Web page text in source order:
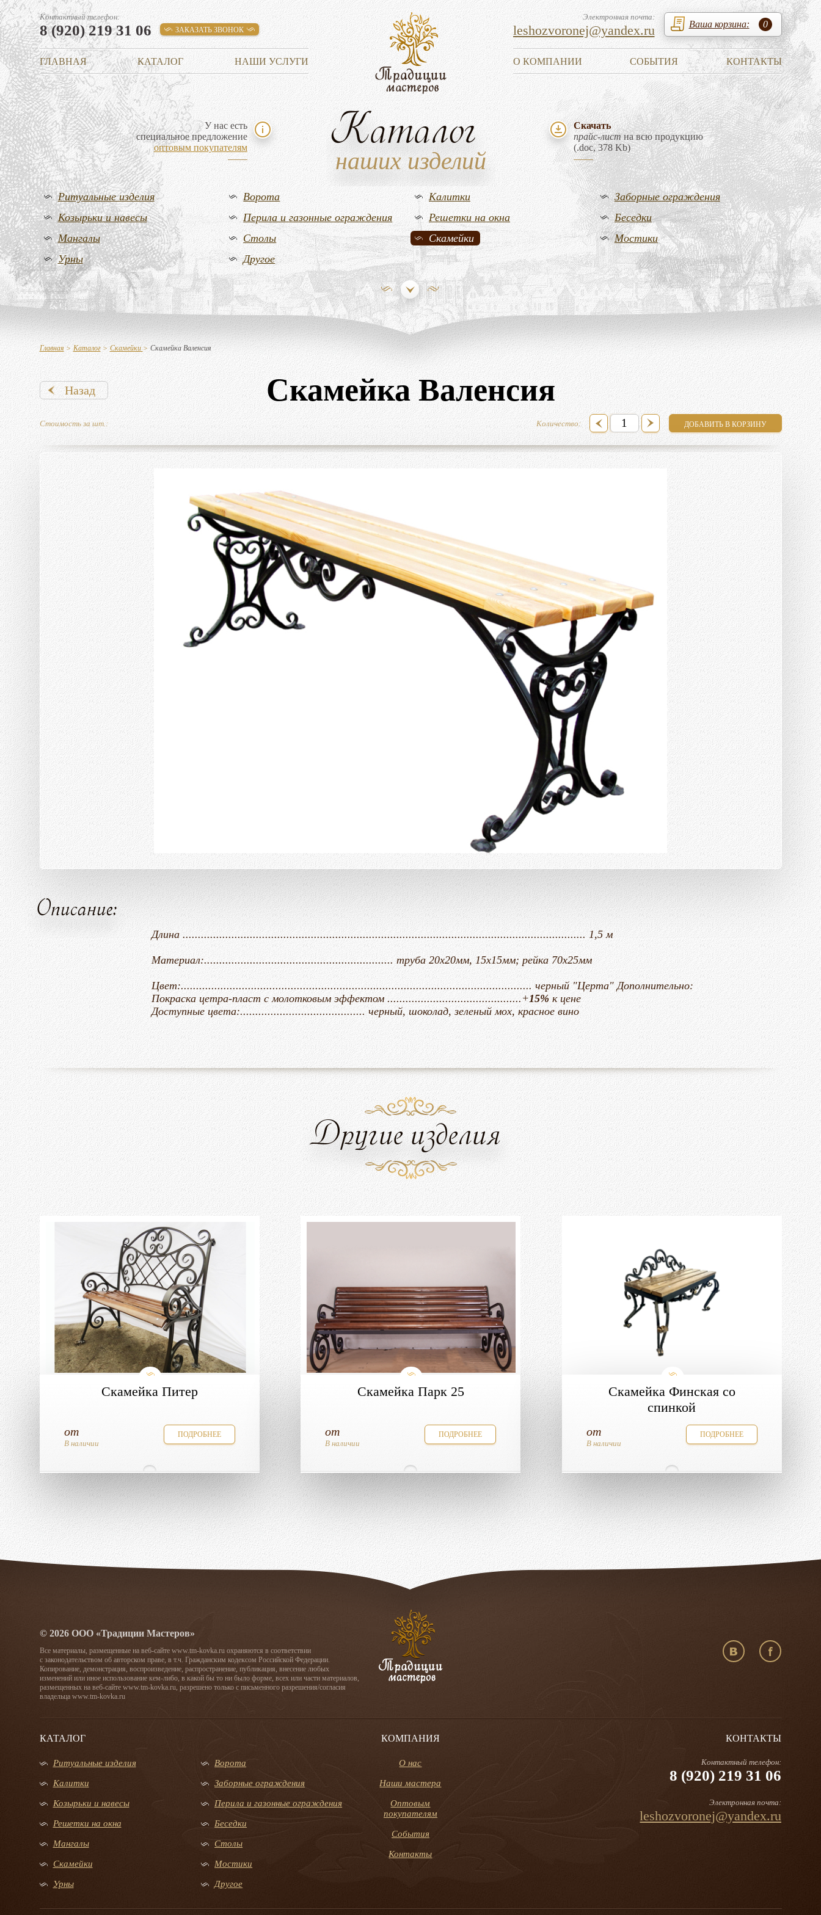
Ваша корзина: 0
Контактный телефон:
8 (920) 219 31 06 ЗАКАЗАТЬ ЗВОНОК
ГЛАВНАЯ КАТАЛОГ НАШИ УСЛУГИ
Электронная почта:
leshozvoronej@yandex.ru
О КОМПАНИИ СОБЫТИЯ КОНТАКТЫ
У нас есть
специальное предложение
оптовым покупателям
Каталог
наших изделий
Скачать
прайс-листна всю продукцию
(.doc, 378 Kb)
Ритуальные изделия Ворота Калитки
Заборные ограждения
Козырьки и навесы
Перила и газонные ограждения Решетки на окна
Беседки
Мангалы
Столы Скамейки
Мостики
Урны
Другое
Главная> Каталог> Скамейки > Скамейка Валенсия
Назад Скамейка Валенсия
Стоимость за шт.: Количество:
Описание:
Длина .................................................................................................................................... 1,5 м
Материал:.............................................................. труба 20х20мм, 15х15мм; рейка 70х25мм
Цвет:................................................................................................................... черный "Церта" Дополнительно:
Покраска цетра-пласт с молотковым эффектом ............................................+15%к цене
Доступные цвета:......................................... черный, шоколад, зеленый мох, красное вино
Другие изделия
Скамейка Питер
от
В наличии
ПОДРОБНЕЕ
Скамейка Парк 25
от
В наличии
ПОДРОБНЕЕ
Скамейка Финская со
спинкой
от
В наличии
ПОДРОБНЕЕ
© 2026 ООО «Традиции Мастеров»
Все материалы, размещенные на веб-сайте www.tm-kovka.ru охраняются в соответствии
с законодательством об авторском праве, в т.ч. Гражданским кодексом Российской Федерации.
Копирование, демонстрация, воспроизведение, распространение, публикация, внесение любых
изменений или иное использование кем-либо, в какой бы то ни было форме, всех или части материалов,
размещенных на веб-сайте www.tm-kovka.ru, разрешено только с письменного разрешения/согласия
владельца www.tm-kovka.ru
КАТАЛОГ
Ритуальные изделия Ворота
Калитки Заборные ограждения
Козырьки и навесы Перила и газонные ограждения
Решетки на окна Беседки
Мангалы Столы
Скамейки Мостики
Урны Другое
КОМПАНИЯ
О нас
Наши мастера
Оптовым
покупателям
События
Контакты
КОНТАКТЫ
Контактный телефон:
8 (920) 219 31 06
Электронная почта:
leshozvoronej@yandex.ru